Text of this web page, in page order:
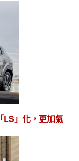
」化，更加氣